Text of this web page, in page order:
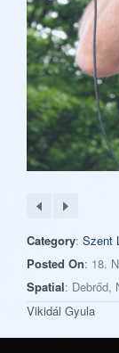
Category: Szent
Posted On: 18.
Spatial: Debrőd,
Vikidál Gyula